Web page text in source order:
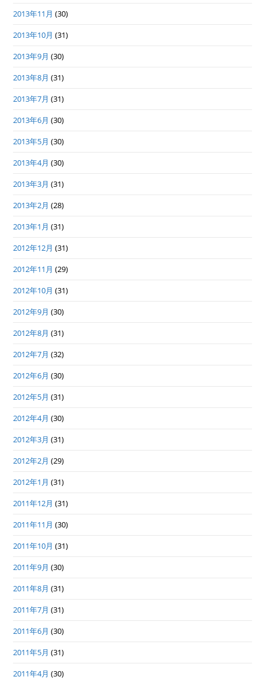
2013年11月 (30)
2013年10月 (31)
2013年9月 (30)
2013年8月 (31)
2013年7月 (31)
2013年6月 (30)
2013年5月 (30)
2013年4月 (30)
2013年3月 (31)
2013年2月 (28)
2013年1月 (31)
2012年12月 (31)
2012年11月 (29)
2012年10月 (31)
2012年9月 (30)
2012年8月 (31)
2012年7月 (32)
2012年6月 (30)
2012年5月 (31)
2012年4月 (30)
2012年3月 (31)
2012年2月 (29)
2012年1月 (31)
2011年12月 (31)
2011年11月 (30)
2011年10月 (31)
2011年9月 (30)
2011年8月 (31)
2011年7月 (31)
2011年6月 (30)
2011年5月 (31)
2011年4月 (30)